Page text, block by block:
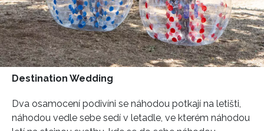
Destination Wedding
Dva osamocení podivíni se náhodou potkají na letišti,
náhodou vedle sebe sedí v letadle, ve kterém náhodou